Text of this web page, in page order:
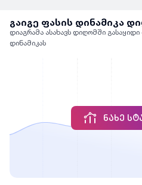
გაიგე ფასის დინამიკა
დიაგრამა ასახავს დიღომში
დინამიკას
ᲜᲐᲮᲔ